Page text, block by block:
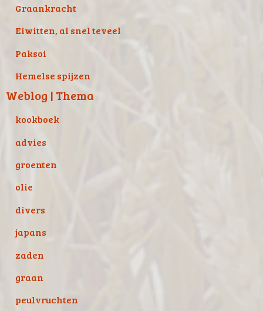
Graankracht
Eiwitten, al snel teveel
Paksoi
Hemelse spijzen
Weblog | Thema
kookboek
advies
groenten
olie
divers
japans
zaden
graan
peulvruchten